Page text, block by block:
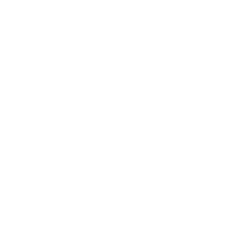
…). Il serait dès lors riche
la notion : l’engouement
invitent à reconsidérer la
est peut-être aujourd’hui plus
du prélèvement fiscal en fonction
auxquelles s’appliqueront les
qui se transforme. Il est